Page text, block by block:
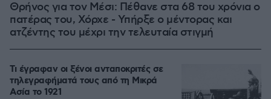
Θρήνος για τον Μέσι: Πέθανε στα 68 του χρόνια ο
πατέρας του, Χόρχε - Υπήρξε ο μέντορας και
ατζέντης του μέχρι την τελευταία στιγμή
Τι έγραφαν οι ξένοι ανταποκριτές σε
τηλεγραφήματά τους από τη Μικρά
Ασία το 1921